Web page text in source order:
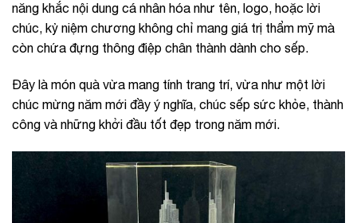
năng khắc nội dung cá nhân hóa như tên, logo, hoặc lời
chúc, kỷ niệm chương không chỉ mang giá trị thẩm mỹ mà
còn chứa đựng thông điệp chân thành dành cho sếp.
Đây là món quà vừa mang tính trang trí, vừa như một lời
chúc mừng năm mới đầy ý nghĩa, chúc sếp sức khỏe, thành
công và những khởi đầu tốt đẹp trong năm mới.